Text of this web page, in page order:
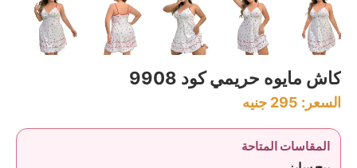
كاش مايوه حريمي كود 9908
السعر: 295 جنيه
المقاسات المتاحة